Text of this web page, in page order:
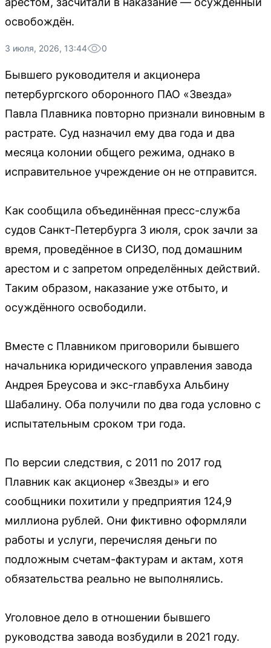
освобождён.
3 июля, 2026, 13:44 0
Бывшего руководителя и акционера
петербургского оборонного ПАО «Звезда»
Павла Плавника повторно признали виновным в
растрате. Суд назначил ему два года и два
месяца колонии общего режима, однако в
исправительное учреждение он не отправится.
Как сообщила объединённая пресс-служба
судов Санкт-Петербурга 3 июля, срок зачли за
время, проведённое в СИЗО, под домашним
арестом и с запретом определённых действий.
Таким образом, наказание уже отбыто, и
осуждённого освободили.
Вместе с Плавником приговорили бывшего
начальника юридического управления завода
Андрея Бреусова и экс-главбуха Альбину
Шабалину. Оба получили по два года условно с
испытательным сроком три года.
По версии следствия, с 2011 по 2017 год
Плавник как акционер «Звезды» и его
сообщники похитили у предприятия 124,9
миллиона рублей. Они фиктивно оформляли
работы и услуги, перечисляя деньги по
подложным счетам-фактурам и актам, хотя
обязательства реально не выполнялись.
Уголовное дело в отношении бывшего
руководства завода возбудили в 2021 году.